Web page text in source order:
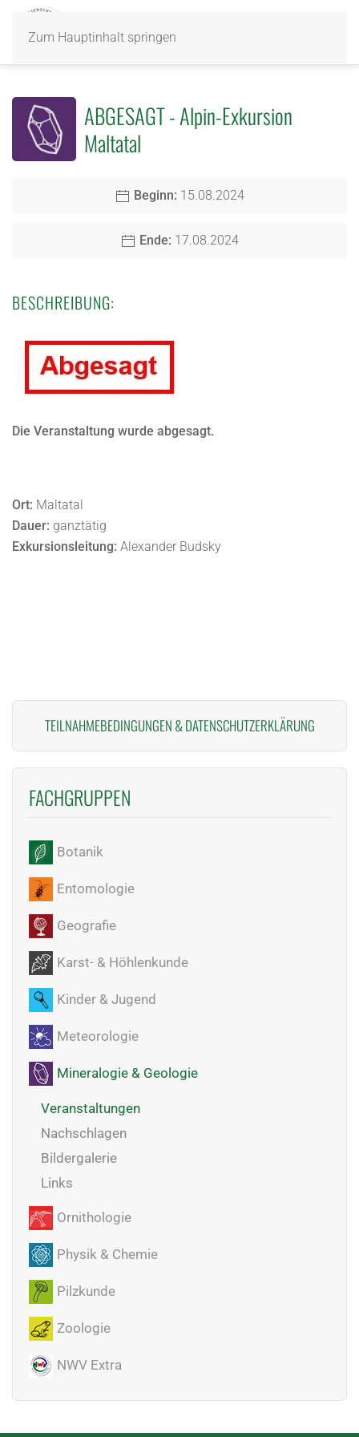
Zum Hauptinhalt springen
FACHGRUPPEN
Botanik
Entomologie
Geografie
Karst- & Höhlenkunde
Kinder & Jugend
Meteorologie
Mineralogie & Geologie
Veranstaltungen
Nachschlagen
Bildergalerie
Links
Ornithologie
Physik & Chemie
Pilzkunde
Zoologie
NWV Extra
ABGESAGT - Alpin-Exkursion
Maltatal
Beginn: 15.08.2024
Ende: 17.08.2024
BESCHREIBUNG:
Die Veranstaltung wurde abgesagt.
Ort: Maltatal
Dauer: ganztätig
Exkursionsleitung: Alexander Budsky
TEILNAHMEBEDINGUNGEN &DATENSCHUTZERKLÄRUNG